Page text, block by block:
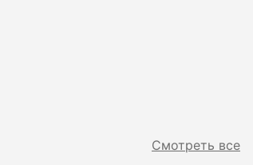
Смотреть все